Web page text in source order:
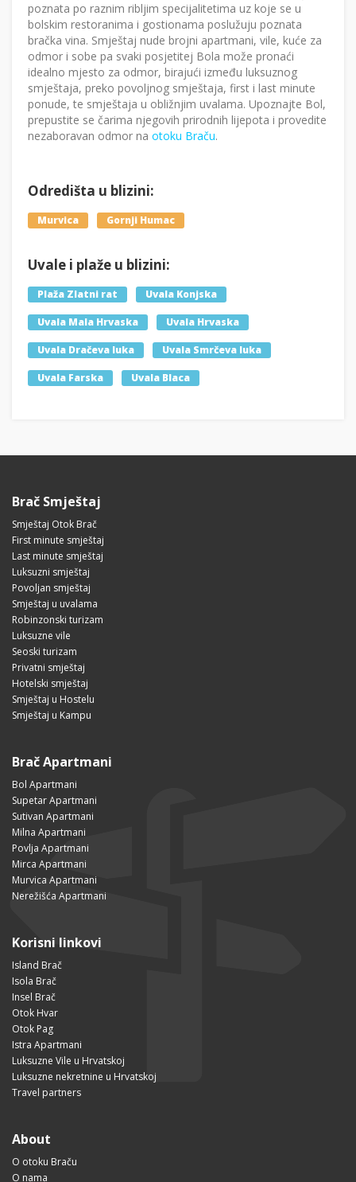
poznata po raznim ribljim specijalitetima uz koje se u
bolskim restoranima i gostionama poslužuju poznata
bračka vina. Smještaj nude brojni apartmani, vile, kuće za
odmor i sobe pa svaki posjetitej Bola može pronaći
idealno mjesto za odmor, birajući između luksuznog
smještaja, preko povoljnog smještaja, first i last minute
ponude, te smještaja u obližnjim uvalama. Upoznajte Bol,
prepustite se čarima njegovih prirodnih lijepota i provedite
nezaboravan odmor na otoku Braču.
Odredišta u blizini:
Murvica Gornji Humac
Uvale i plaže u blizini:
Plaža Zlatni rat Uvala Konjska
Uvala Mala Hrvaska Uvala Hrvaska
Uvala Dračeva luka Uvala Smrčeva luka
Uvala Farska Uvala Blaca
Brač Smještaj
Smještaj Otok Brač
First minute smještaj
Last minute smještaj
Luksuzni smještaj
Povoljan smještaj
Smještaj u uvalama
Robinzonski turizam
Luksuzne vile
Seoski turizam
Privatni smještaj
Hotelski smještaj
Smještaj u Hostelu
Smještaj u Kampu
Brač Apartmani
Bol Apartmani
Supetar Apartmani
Sutivan Apartmani
Milna Apartmani
Povlja Apartmani
Mirca Apartmani
Murvica Apartmani
Nerežišća Apartmani
Korisni linkovi
Island Brač
Isola Brač
Insel Brač
Otok Hvar
Otok Pag
Istra Apartmani
Luksuzne Vile u Hrvatskoj
Luksuzne nekretnine u Hrvatskoj
Travel partners
About
O otoku Braču
O nama